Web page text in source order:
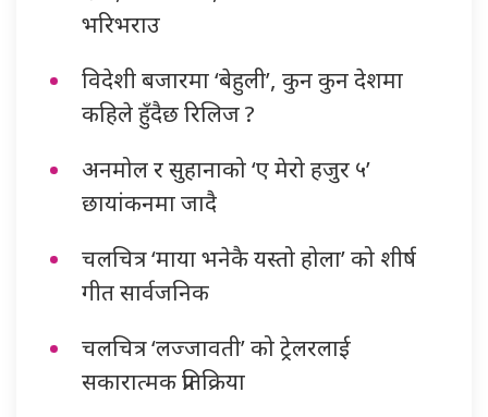
भरिभराउ
विदेशी बजारमा ‘बेहुली’, कुन कुन देशमा
कहिले हुँदैछ रिलिज ?
अनमोल र सुहानाको ‘ए मेरो हजुर ५’
छायांकनमा जादै
चलचित्र ‘माया भनेकै यस्तो होला’ को शीर्ष
गीत सार्वजनिक
चलचित्र ‘लज्जावती’ को ट्रेलरलाई
सकारात्मक प्रतिक्रिया